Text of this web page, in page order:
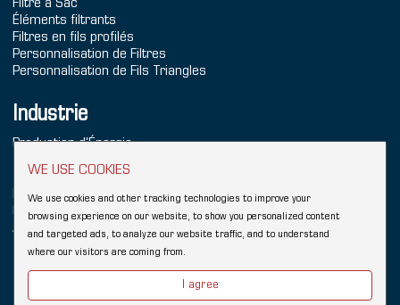
WE USE COOKIES
We use cookies and other tracking technologies to improve your
browsing experience on our website, to show you personalized content
and targeted ads, to analyze our website traffic, and to understand
where our visitors are coming from.
I agree
Filtre à Sac
Éléments filtrants
Filtres en fils profilés
Personnalisation de Filtres
Personnalisation de Fils Triangles
Industrie
Production d'Énergie
Traitement de l'Eau
Produits Chimiques
Raffinage
Aliments & Boissons